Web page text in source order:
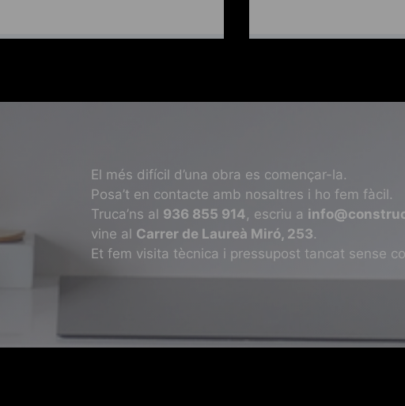
El més difícil d’una obra es començar-la.
Posa’t en contacte amb nosaltres i ho fem fàcil.
Truca’ns al 936 855 914, escriu a
vine al Carrer de Laureà Miró, 253.
Et fem visita tècnica i pressupost tancat sense